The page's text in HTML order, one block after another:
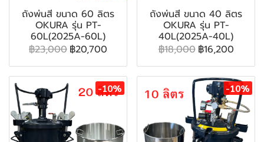
ถังพ่นสี ขนาด 60 ลิตร
OKURA รุ่น PT-
60L(2025A-60L)
฿23,000 ฿20,700
ถังพ่นสี ขนาด 40 ลิตร
OKURA รุ่น PT-
40L(2025A-40L)
฿18,000 ฿16,200
-10% -10%